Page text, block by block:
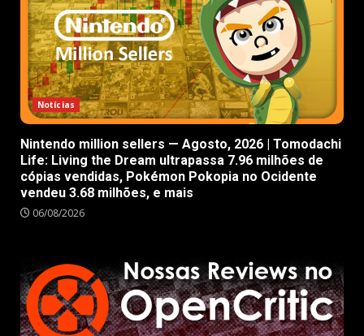
Notícias
Nintendo million sellers — Agosto, 2026 | Tomodachi
Life: Living the Dream ultrapassa 7.96 milhões de
cópias vendidas, Pokémon Pokopia no Ocidente
vendeu 3.68 milhões, e mais
06/08/2026